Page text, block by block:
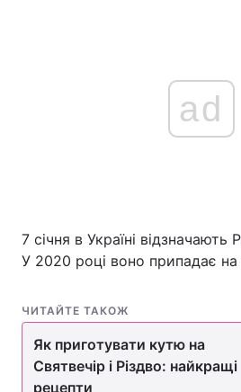
ad
7 січня в Україні відзначають
У 2020 році воно припадає на
ЧИТАЙТЕ ТАКОЖ
Як приготувати кутю на
Святвечір і Різдво: найкращі
рецепти